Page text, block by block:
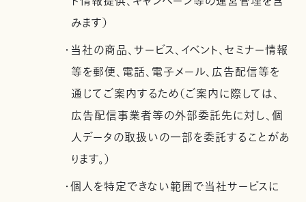
みます）
・当社の商品、サービス、イベント、セミナー情報
等を郵便、電話、電子メール、広告配信等を
通じてご案内するため（ご案内に際しては、
広告配信事業者等の外部委託先に対し、個
人データの取扱いの一部を委託することがあ
ります。）
・個人を特定できない範囲で当社サービスに